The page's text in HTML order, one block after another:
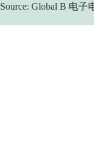
Source: Global B 电